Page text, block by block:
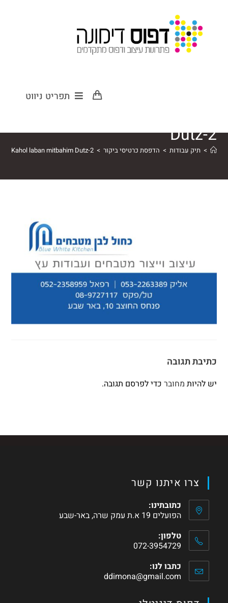
תפריט ניווט
Dutz-2
> תיק עבודות > הדפסת כרטיסי ביקור >
Kahol laban mitbahim Dutz-2
כתיבת תגובה
יש להיות מחובר כדי לפרסם תגובה.
צרו איתנו קשר
כתובתינו:
הפועלים 19 א.ת עמק שרה, באר-שבע
טלפון:
072-3954729
כתבו לנו:
ddimona@gmail.com